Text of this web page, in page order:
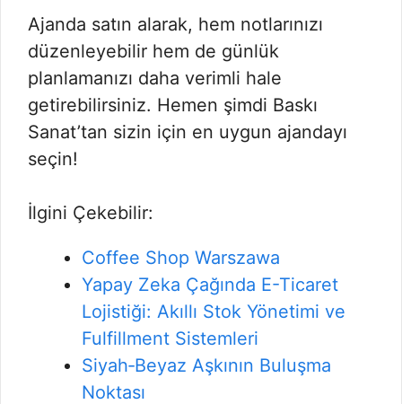
Ajanda satın alarak, hem notlarınızı
düzenleyebilir hem de günlük
planlamanızı daha verimli hale
getirebilirsiniz. Hemen şimdi Baskı
Sanat’tan sizin için en uygun ajandayı
seçin!
İlgini Çekebilir:
Coffee Shop Warszawa
Yapay Zeka Çağında E-Ticaret
Lojistiği: Akıllı Stok Yönetimi ve
Fulfillment Sistemleri
Siyah‑Beyaz Aşkının Buluşma
Noktası